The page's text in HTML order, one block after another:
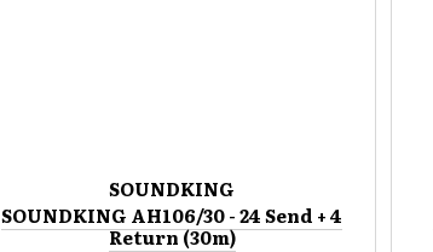
SOUNDKING
SOUNDKING AH106/30 - 24 Send + 4
Return (30m)